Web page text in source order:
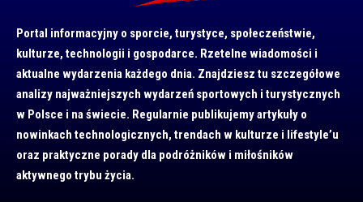
Portal informacyjny o sporcie, turystyce, społeczeństwie,
kulturze, technologii i gospodarce. Rzetelne wiadomości i
aktualne wydarzenia każdego dnia. Znajdziesz tu szczegółowe
analizy najważniejszych wydarzeń sportowych i turystycznych
w Polsce i na świecie. Regularnie publikujemy artykuły o
nowinkach technologicznych, trendach w kulturze i lifestyle’u
oraz praktyczne porady dla podróżników i miłośników
aktywnego trybu życia.